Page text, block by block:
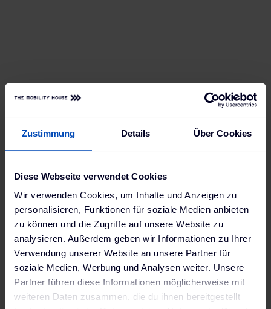
Zustimmung Details Über Cookies
Diese Webseite verwendet Cookies
Wir verwenden Cookies, um Inhalte und Anzeigen zu
personalisieren, Funktionen für soziale Medien anbieten
zu können und die Zugriffe auf unsere Website zu
analysieren. Außerdem geben wir Informationen zu Ihrer
Verwendung unserer Website an unsere Partner für
soziale Medien, Werbung und Analysen weiter. Unsere
Partner führen diese Informationen möglicherweise mit
weiteren Daten zusammen, die du ihnen bereitgestellt
steuern – und in Zukunft lädt er sich einfach